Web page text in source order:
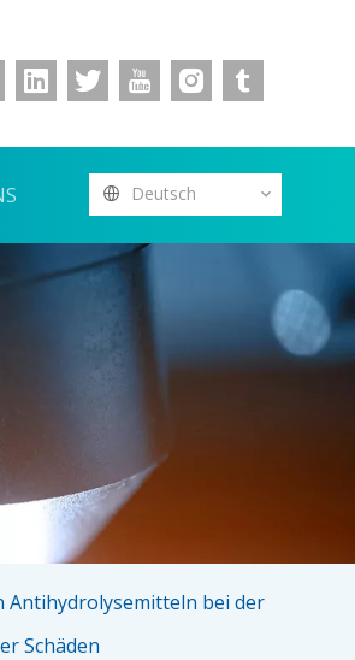
Deutsch
Antihydrolysemitteln bei der
Schäden